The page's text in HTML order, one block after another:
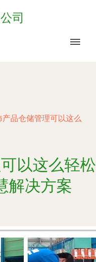
司
产品仓储管理可以这么
以这么轻松
解决方案